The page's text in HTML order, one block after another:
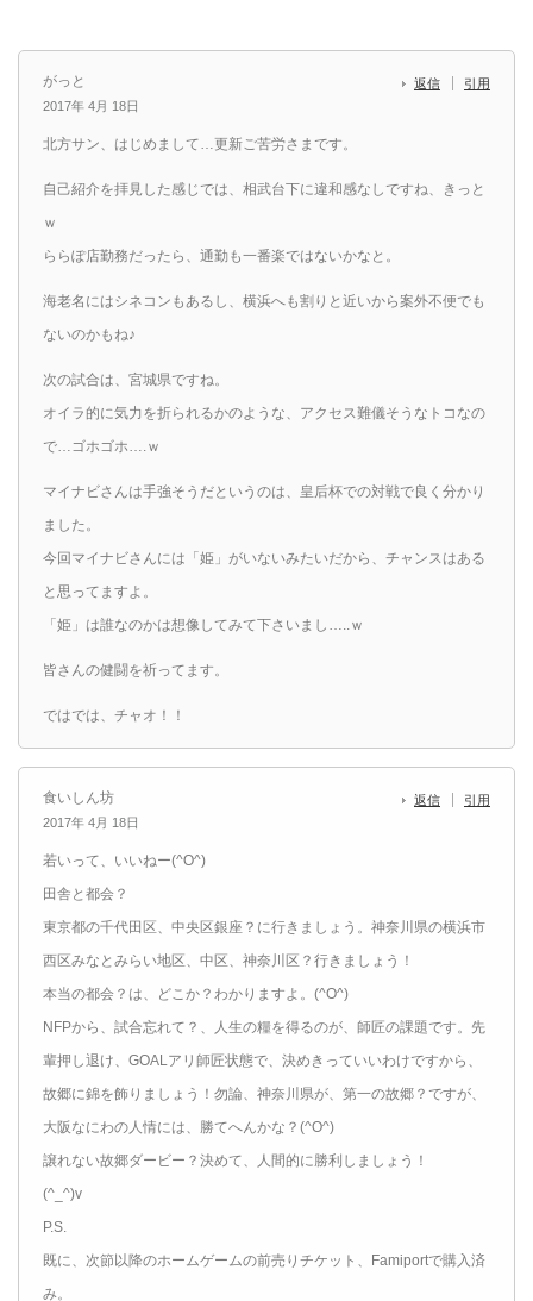
がっと
2017年 4月 18日
返信 引用
北方サン、はじめまして…更新ご苦労さまです。
自己紹介を拝見した感じでは、相武台下に違和感なしですね、きっと
ｗ
ららぽ店勤務だったら、通勤も一番楽ではないかなと。
海老名にはシネコンもあるし、横浜へも割りと近いから案外不便でも
ないのかもね♪
次の試合は、宮城県ですね。
オイラ的に気力を折られるかのような、アクセス難儀そうなトコなの
で…ゴホゴホ….ｗ
マイナビさんは手強そうだというのは、皇后杯での対戦で良く分かり
ました。
今回マイナビさんには「姫」がいないみたいだから、チャンスはある
と思ってますよ。
「姫」は誰なのかは想像してみて下さいまし…..ｗ
皆さんの健闘を祈ってます。
ではでは、チャオ！！
食いしん坊
2017年 4月 18日
返信 引用
若いって、いいねー(^O^)
田舎と都会？
東京都の千代田区、中央区銀座？に行きましょう。神奈川県の横浜市
西区みなとみらい地区、中区、神奈川区？行きましょう！
本当の都会？は、どこか？わかりますよ。(^O^)
NFPから、試合忘れて？、人生の糧を得るのが、師匠の課題です。先
輩押し退け、GOALアリ師匠状態で、決めきっていいわけですから、
故郷に錦を飾りましょう！勿論、神奈川県が、第一の故郷？ですが、
大阪なにわの人情には、勝てへんかな？(^O^)
譲れない故郷ダービー？決めて、人間的に勝利しましょう！
(^_^)v
P.S.
既に、次節以降のホームゲームの前売りチケット、Famiportで購入済
み。